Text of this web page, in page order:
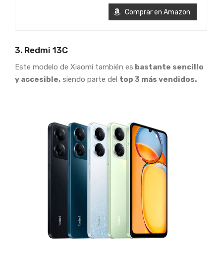
Comprar en Amazon
3. Redmi 13C
Este modelo de Xiaomi también es bastante sencillo
y accesible, siendo parte del top 3 más vendidos.